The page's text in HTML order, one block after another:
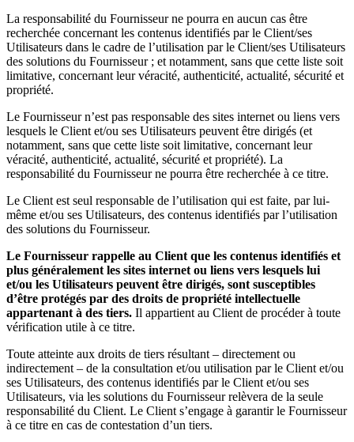
La responsabilité du Fournisseur ne pourra en aucun cas être
recherchée concernant les contenus identifiés par le Client/ses
Utilisateurs dans le cadre de l’utilisation par le Client/ses Utilisateurs
des solutions du Fournisseur ; et notamment, sans que cette liste soit
limitative, concernant leur véracité, authenticité, actualité, sécurité et
propriété.
Le Fournisseur n’est pas responsable des sites internet ou liens vers
lesquels le Client et/ou ses Utilisateurs peuvent être dirigés (et
notamment, sans que cette liste soit limitative, concernant leur
véracité, authenticité, actualité, sécurité et propriété). La
responsabilité du Fournisseur ne pourra être recherchée à ce titre.
Le Client est seul responsable de l’utilisation qui est faite, par lui-
même et/ou ses Utilisateurs, des contenus identifiés par l’utilisation
des solutions du Fournisseur.
Le Fournisseur rappelle au Client que les contenus identifiés et
plus généralement les sites internet ou liens vers lesquels lui
et/ou les Utilisateurs peuvent être dirigés, sont susceptibles
d’être protégés par des droits de propriété intellectuelle
appartenant à des tiers. Il appartient au Client de procéder à toute
vérification utile à ce titre.
Toute atteinte aux droits de tiers résultant – directement ou
indirectement – de la consultation et/ou utilisation par le Client et/ou
ses Utilisateurs, des contenus identifiés par le Client et/ou ses
Utilisateurs, via les solutions du Fournisseur relèvera de la seule
responsabilité du Client. Le Client s’engage à garantir le Fournisseur
à ce titre en cas de contestation d’un tiers.